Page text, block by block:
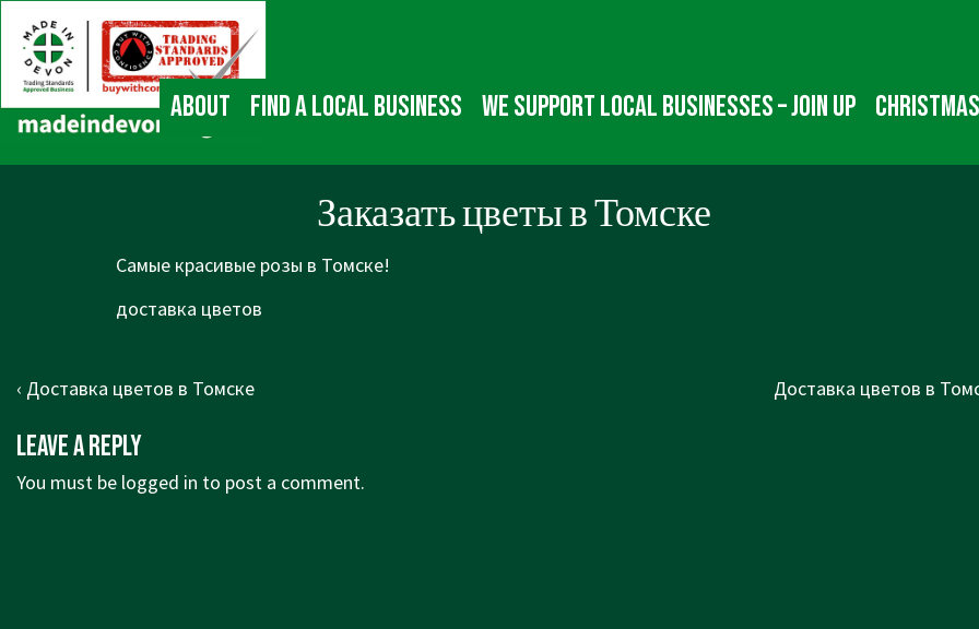
Skip
Main
Content
Main
Navigation
About Find a local business We Support Local Businesses – Join up
Заказать цветы в Томске
Самые красивые розы в Томске!
доставка цветов
Post
Previous
is
‹ Доставка цветов в Томске
Next
Доставка цветов в
Leave a Reply
You must be logged in to post a comment.